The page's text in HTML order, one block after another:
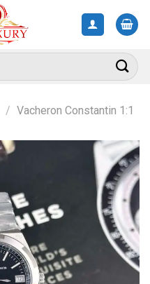
/ Vacheron Constantin 1:1